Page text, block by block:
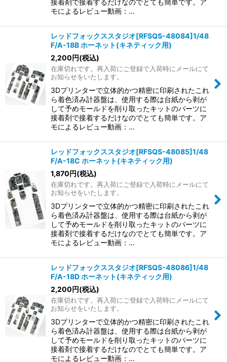
接着剤で接着するだけなのでとても簡単です。ア
モによるレビュー動画：…
レッドフォックススタジオ[RFSQS-48084]1/48
F/A-18B ホーネット(キネティック用)
2,200円(税込)
在庫切れです。再入荷にご登録で入荷時にメールにて
お知らせをいたします。
3Dプリンターで立体的かつ精密に印刷されたこれ
ら着色済み計器盤は、使用する際は台紙から剥が
して予めモールドを削り取ったキットのパーツに
接着剤で接着するだけなのでとても簡単です。ア
モによるレビュー動画：…
レッドフォックススタジオ[RFSQS-48085]1/48
F/A-18C ホーネット(キネティック用)
1,870円(税込)
在庫切れです。再入荷にご登録で入荷時にメールにて
お知らせをいたします。
3Dプリンターで立体的かつ精密に印刷されたこれ
ら着色済み計器盤は、使用する際は台紙から剥が
して予めモールドを削り取ったキットのパーツに
接着剤で接着するだけなのでとても簡単です。ア
モによるレビュー動画：…
レッドフォックススタジオ[RFSQS-48086]1/48
F/A-18D ホーネット(キネティック用)
2,200円(税込)
在庫切れです。再入荷にご登録で入荷時にメールにて
お知らせをいたします。
3Dプリンターで立体的かつ精密に印刷されたこれ
ら着色済み計器盤は、使用する際は台紙から剥が
して予めモールドを削り取ったキットのパーツに
接着剤で接着するだけなのでとても簡単です。ア
モによるレビュー動画：…